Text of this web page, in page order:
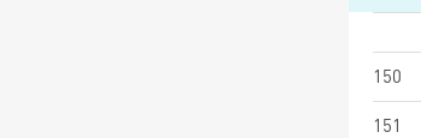
150
151